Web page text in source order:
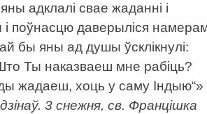
адклалі свае жаданні і
і поўнасцю даверыліся
бы яны ад душы ўсклікнулі:
Ты наказваеш мне рабіць?
жадаеш, хоць у саму Індыю“»
3 снежня, св. Францішка